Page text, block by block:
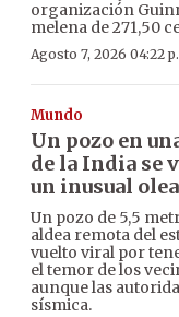
organización
melena de 271,50
Agosto 7, 2026 04:22
Mundo
Un pozo en
de la India se
un inusual
Un pozo de 5,5
aldea remota del
vuelto viral por
el temor de los
aunque las
sísmica.